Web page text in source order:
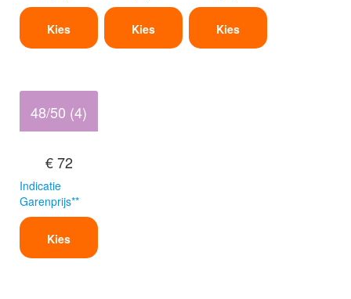
Kies Kies Kies
48/50 (4)
€ 72
Indicatie
Garenprijs**
Kies